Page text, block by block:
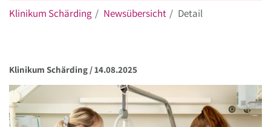
Klinikum Schärding Newsübersicht Detail
Klinikum Schärding /14.08.2025